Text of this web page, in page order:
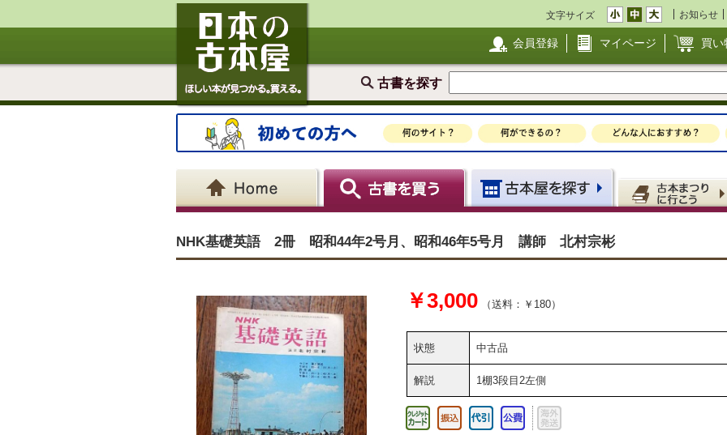
文字サイズ お知らせ
会員登録 マイページ 買い
古書を探す
NHK基礎英語 2冊 昭和44年2号月、昭和46年5号月 講師 北村宗彬
￥3,000 （送料：￥180）
状態 中古品
解説 1棚3段目2左側